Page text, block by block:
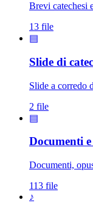
Brevi catechesi
13 file
▤
Slide di
Slide a corredo
2 file
▤
Documenti
Documenti,
113 file
♪